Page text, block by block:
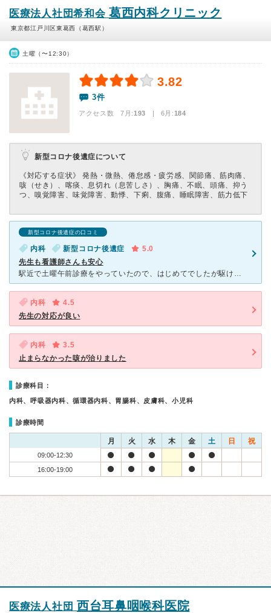
医療法人社団希和会 葛西内科クリニック
東京都江戸川区東葛西（葛西駅）
土曜（〜12:30）
3.82
3件
アクセス数 7月:193 | 6月:184
新型コロナ後遺症について
《対応する症状》 発熱・微熱、倦怠感・疲労感、関節痛、筋肉痛、
咳（せき）、喀痰、息切れ（息苦しさ）、胸痛、不眠、頭痛、抑う
つ、嗅覚障害、味覚障害、動悸、下痢、腹痛、睡眠障害、筋力低下
新型コロナ後遺症の口コミ
内科 新型コロナ後遺症
5.0
先生も看護師さんも安心
駅近で土曜午前診療をやっていたので、はじめてでしたが駆け込みました。 先生は年配の男性の方でしたが、私が苦手とする無口で高圧的…といったところは全然なく、顔をみてお話してくださるのでとてもほっとしま
内科
4.5
先生の対応が良い
内科
3.5
止まらなかった咳が治りました
診療科目：
内科、呼吸器内科、循環器内科、胃腸科、皮膚科、小児科
診療時間
月 火 水 木 金 土 日 祝
09:00-12:30
16:00-19:00
医療法人社団 西台耳鼻咽喉科医院